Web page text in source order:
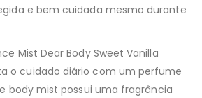
e bem cuidada mesmo durante
Mist Dear Body Sweet Vanilla
o cuidado diário com um perfume
body mist possui uma fragrância